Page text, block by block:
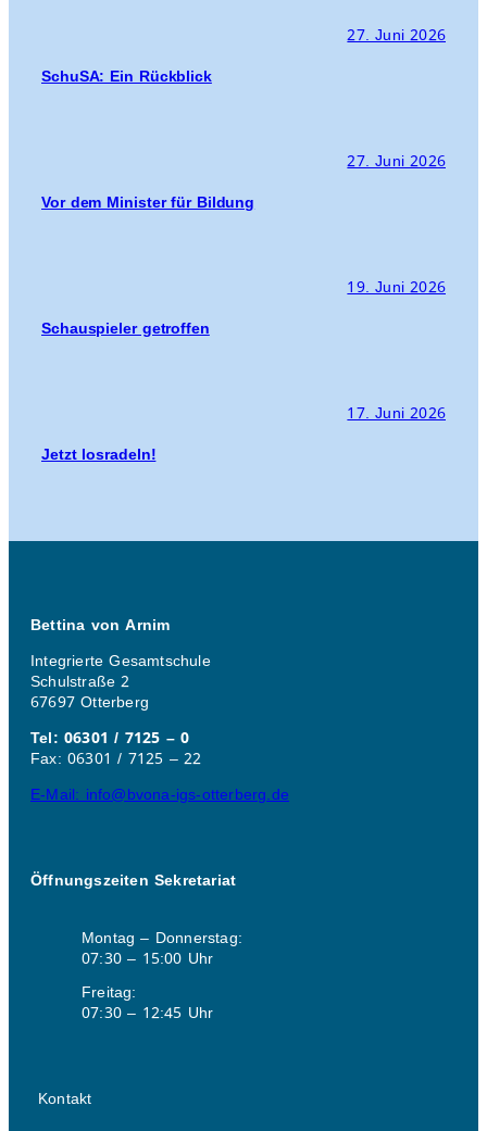
27. Juni 2026
SchuSA: Ein Rückblick
27. Juni 2026
Vor dem Minister für Bildung
19. Juni 2026
Schauspieler getroffen
17. Juni 2026
Jetzt losradeln!
Bettina von Arnim
Integrierte Gesamtschule
Schulstraße 2
67697 Otterberg
Tel: 06301 / 7125 – 0
Fax: 06301 / 7125 – 22
E-Mail: info@bvona-igs-otterberg.de
Öffnungszeiten Sekretariat
Montag – Donnerstag:
07:30 – 15:00 Uhr
Freitag:
07:30 – 12:45 Uhr
Kontakt